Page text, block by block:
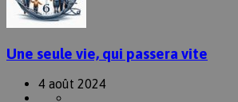
Une seule vie, qui passera vite
4 août 2024